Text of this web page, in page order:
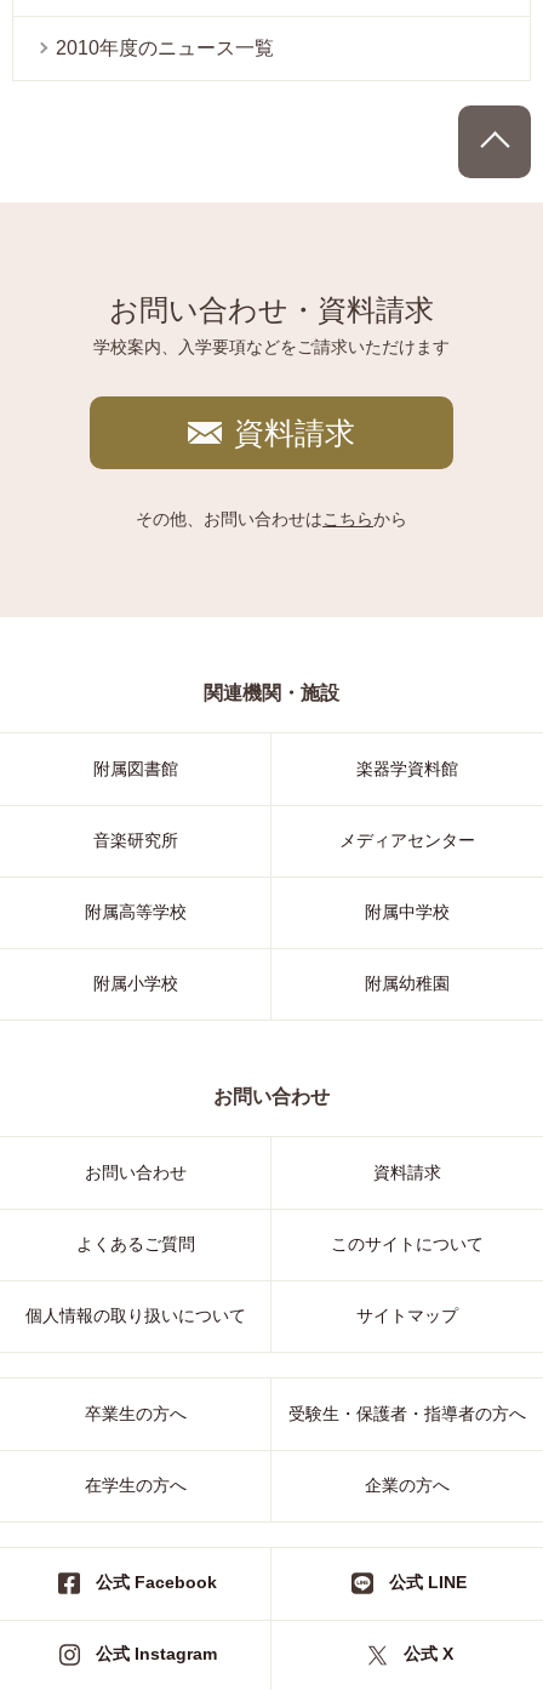
2010年度のニュース一覧
お問い合わせ・資料請求
学校案内、入学要項などをご請求いただけます
資料請求
その他、お問い合わせはこちらから
関連機関・施設
附属図書館 楽器学資料館
音楽研究所 メディアセンター
附属高等学校 附属中学校
附属小学校 附属幼稚園
お問い合わせ
お問い合わせ 資料請求
よくあるご質問 このサイトについて
個人情報の取り扱いについて サイトマップ
卒業生の方へ 受験生・保護者・指導者の方へ
在学生の方へ 企業の方へ
公式 Facebook 公式 LINE
公式 Instagram 公式 X